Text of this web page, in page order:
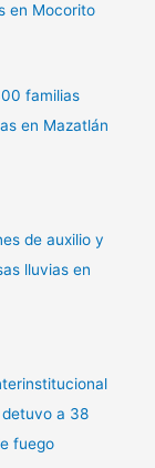
en Mocorito
familias
en Mazatlán
de auxilio y
lluvias en
a 38
fuego